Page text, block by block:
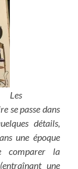
Les
se passe dans
détails,
une époque
comparer la
une